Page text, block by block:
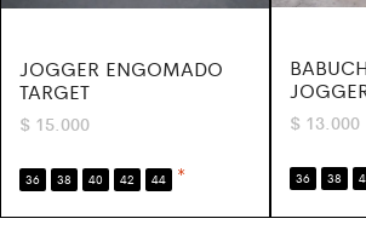
JOGGER ENGOMADO
TARGET
$ 15.000
36 38 40 42 44 *
$ 13.000
36 38